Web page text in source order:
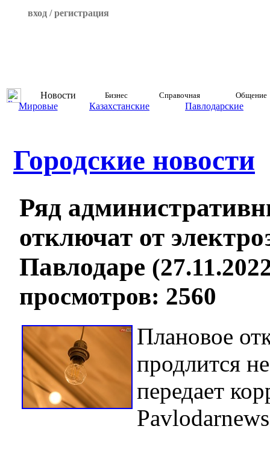
вход / регистрация
Новости Бизнес Справочная Общение
Мировые Казахстанские Павлодарские
Городские новости
Ряд
отключат от
Павлодаре
просмотров: 2560
Плановое
продлится
передает